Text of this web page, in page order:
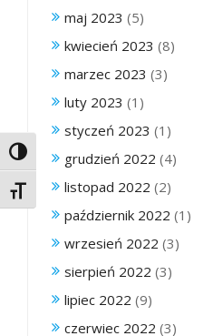
Toggle High Contrast
Toggle Font size
maj 2023 (5)
kwiecień 2023 (8)
marzec 2023 (3)
luty 2023 (1)
styczeń 2023 (1)
grudzień 2022 (4)
listopad 2022 (2)
październik 2022 (1)
wrzesień 2022 (3)
sierpień 2022 (3)
lipiec 2022 (9)
czerwiec 2022 (3)